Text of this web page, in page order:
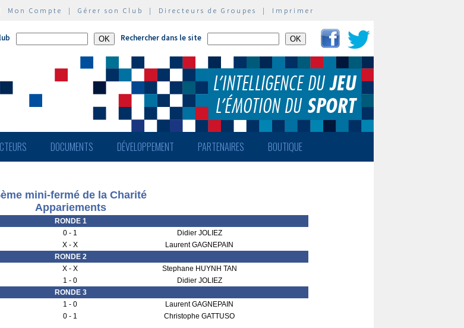
Mon Compte | Gérer son Club | Directeurs de Groupes | Imprimer
Rechercher dans le site
DOCUMENTS DÉVELOPPEMENT PARTENAIRES BOUTIQUE
mini-fermé de la Charité
Appariements
RONDE 1
0 - 1
Didier JOLIEZ
X - X
Laurent GAGNEPAIN
RONDE 2
X - X
Stephane HUYNH TAN
1 - 0
Didier JOLIEZ
RONDE 3
1 - 0
Laurent GAGNEPAIN
0 - 1 Christophe GATTUSO